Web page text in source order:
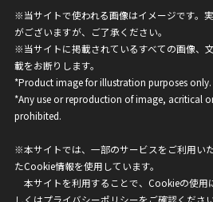
※当サイトで使われる画像はイメージです。
がございますが、ご了承ください。
※当サイトに掲載されているすべての画像、
載をお断りします。
*Product image for illustration purposes
*Any use or reproduction of image, acritical
prohibited.
※本サイトでは、一部のサービスをご利用い
たCookie情報を使用しています。
本サイトを利用することで、Cookieの使用